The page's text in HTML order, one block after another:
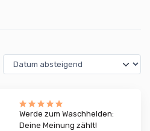
Werde zum Waschhelden:
Deine Meinung zählt!